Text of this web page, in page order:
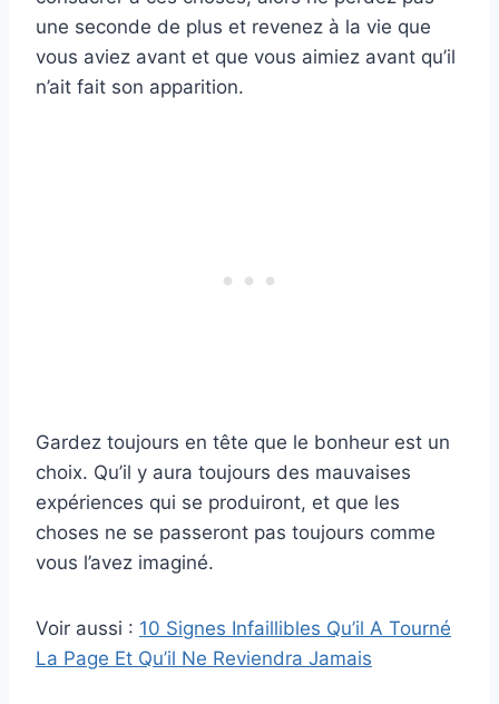
une seconde de plus et revenez à la vie que
vous aviez avant et que vous aimiez avant qu’il
n’ait fait son apparition.
Gardez toujours en tête que le bonheur est un
choix. Qu’il y aura toujours des mauvaises
expériences qui se produiront, et que les
choses ne se passeront pas toujours comme
vous l’avez imaginé.
Voir aussi : 10 Signes Infaillibles Qu’il A Tourné
La Page Et Qu’il Ne Reviendra Jamais